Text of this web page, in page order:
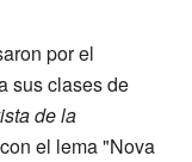
por el
sus clases de
de la
el lema "Nova